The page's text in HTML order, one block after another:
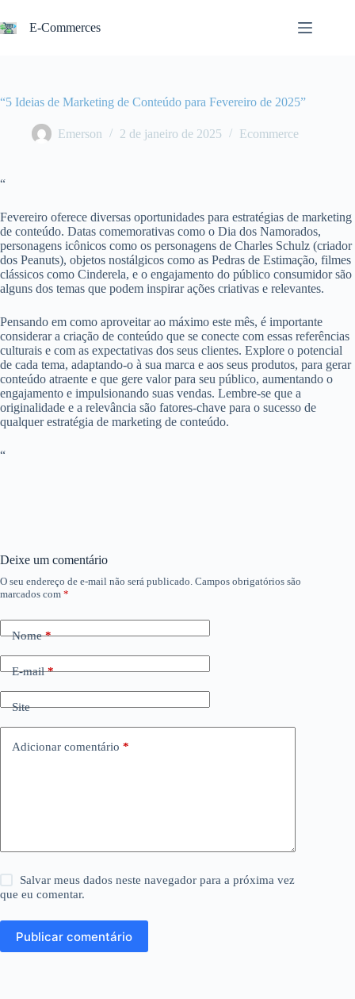
para
o
E-Commerces
“5 Ideias de Marketing de Conteúdo para Fevereiro de 2025”
Emerson 2 de janeiro de 2025 Ecommerce
“
Fevereiro oferece diversas oportunidades para estratégias de marketing
de conteúdo. Datas comemorativas como o Dia dos Namorados,
personagens icônicos como os personagens de Charles Schulz (criador
dos Peanuts), objetos nostálgicos como as Pedras de Estimação, filmes
clássicos como Cinderela, e o engajamento do público consumidor são
alguns dos temas que podem inspirar ações criativas e relevantes.
Pensando em como aproveitar ao máximo este mês, é importante
considerar a criação de conteúdo que se conecte com essas referências
culturais e com as expectativas dos seus clientes. Explore o potencial
de cada tema, adaptando-o à sua marca e aos seus produtos, para gerar
conteúdo atraente e que gere valor para seu público, aumentando o
engajamento e impulsionando suas vendas. Lembre-se que a
originalidade e a relevância são fatores-chave para o sucesso de
qualquer estratégia de marketing de conteúdo.
“
Deixe um comentário
O seu endereço de e-mail não será publicado. Campos obrigatórios são
marcados com *
Nome*
E-mail*
Site
Adicionar comentário *
Salvar meus dados neste navegador para a próxima vez
que eu comentar.
Publicar comentário